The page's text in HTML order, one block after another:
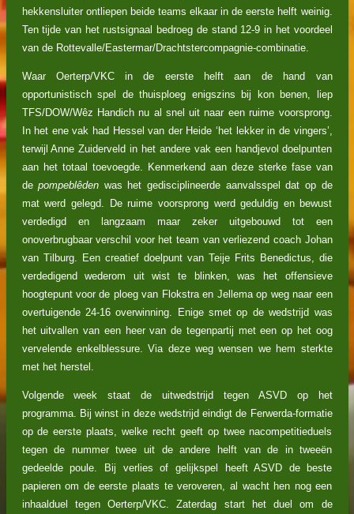
hekkensluiter ontliepen beide teams elkaar in de eerste helft weinig.
Ten tijde van het rustsignaal bedroeg de stand 12-9 in het voordeel
van de Rottevalle/Eastermar/Drachtstercompagnie-combinatie.
Waar Oerterp/VKC in de eerste helft aan de hand van
opportunistisch spel de thuisploeg enigszins bij kon benen, liep
TFS/DOW/Wêz Handich nu al snel uit naar een ruime voorsprong.
In het ene vak had Hessel van der Heide ‘het lekker in de vingers’,
terwijl Anne Zuiderveld in het andere vak een handjevol doelpunten
aan het totaal toevoegde. Kenmerkend aan deze sterke fase van
de pompeblêden was het gedisciplineerde aanvalsspel dat op de
mat werd gelegd. De ruime voorsprong werd geduldig en bewust
verdedigd en langzaam maar zeker uitgebouwd tot een
onoverbrugbaar verschil voor het team van verliezend coach Johan
van Tilburg. Een creatief doelpunt van Teije Frits Benedictus, die
verdedigend wederom uit wist te blinken, was het offensieve
hoogtepunt voor de ploeg van Flokstra en Jellema op weg naar een
overtuigende 24-16 overwinning. Enige smet op de wedstrijd was
het uitvallen van een heer van de tegenpartij met een op het oog
vervelende enkelblessure. Via deze weg wensen we hem sterkte
met het herstel.
Volgende week staat de uitwedstrijd tegen ASVD op het
programma. Bij winst in deze wedstrijd eindigt de Ferwerda-formatie
op de eerste plaats, welke recht geeft op twee nacompetitieduels
tegen de nummer twee uit de andere helft van de in tweeën
gedeelde poule. Bij verlies of gelijkspel heeft ASVD de beste
papieren om de eerste plaats te veroveren, al wacht hen nog een
inhaalduel tegen Oerterp/VKC. Zaterdag start het duel om de